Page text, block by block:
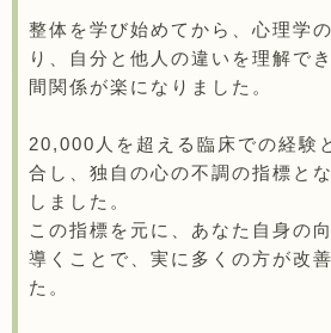
整体を学び始めてから、心理学
り、自分と他人の違いを理解で
間関係が楽になりました。
20,000人を超える臨床での経験
合し、独自の心の不調の指標と
しました。
この指標を元に、あなた自身の
導くことで、実に多くの方が改
た。